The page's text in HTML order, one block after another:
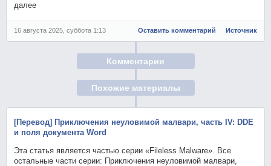
далее
16 августа 2025, суббота 1:13 Оставить комментарий Источник
Комментарии
Похожие материалы
[Перевод] Приключения неуловимой малвари, часть IV: DDE
и поля документа Word
Эта статья является частью серии «Fileless Malware». Все
остальные части серии: Приключения неуловимой малвари,